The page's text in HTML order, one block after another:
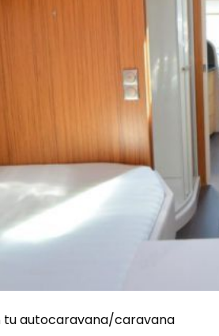
tu autocaravana/caravana